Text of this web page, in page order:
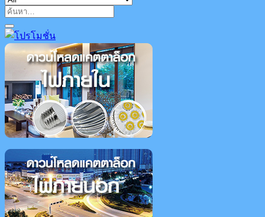
ค้นหา: